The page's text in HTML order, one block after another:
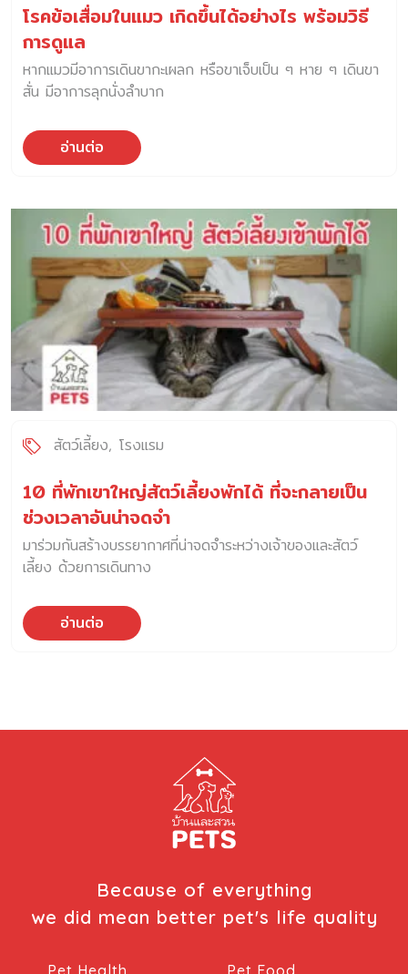
โรคข้อเสื่อมในแมว เกิดขึ้นได้อย่างไร พร้อมวิธี
การดูแล
หากแมวมีอาการเดินขากะเผลก หรือขาเจ็บเป็น ๆ หาย ๆ เดินขา
สั่น มีอาการลุกนั่งลำบาก
อ่านต่อ
สัตว์เลี้ยง โรงแรม
10 ที่พักเขาใหญ่สัตว์เลี้ยงพักได้ ที่จะกลายเป็น
ช่วงเวลาอันน่าจดจำ
มาร่วมกันสร้างบรรยากาศที่น่าจดจำระหว่างเจ้าของและสัตว์
เลี้ยง ด้วยการเดินทาง
อ่านต่อ
Because of everything
we did mean better pet's life quality
Pet Health Pet Food